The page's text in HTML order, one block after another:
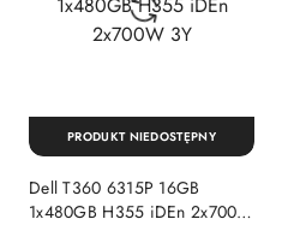
Dell T360 6315P 16GB
1x480GB H355 iDEn 2x700W
PRODUKT NIEDOSTĘPNY